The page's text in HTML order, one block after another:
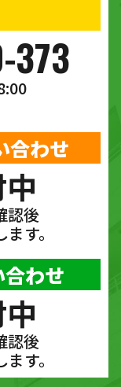
373
合わせ
認後
す。
わせ
認後
す。